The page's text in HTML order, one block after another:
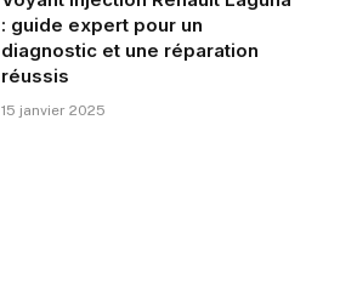
: guide expert pour un
diagnostic et une réparation
réussis
15 janvier 2025